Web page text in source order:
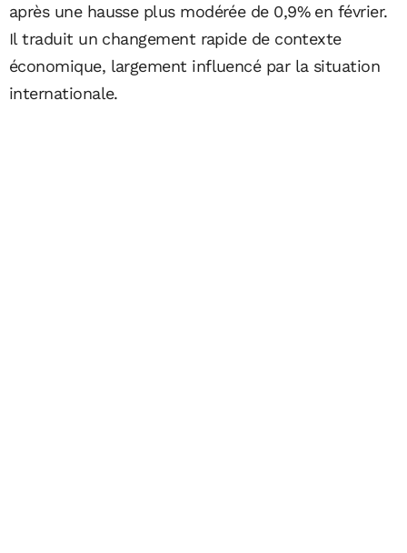
après une hausse plus modérée de 0,9% en février.
Il traduit un changement rapide de contexte
économique, largement influencé par la situation
internationale.